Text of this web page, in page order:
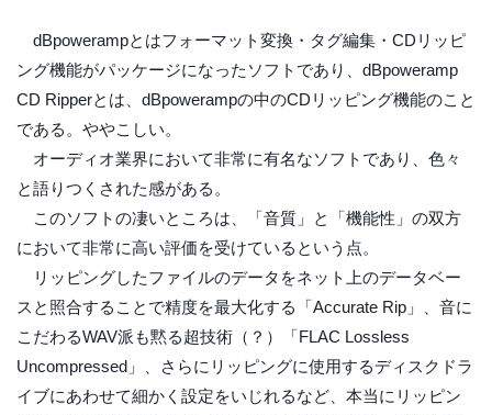
dBpowerampとはフォーマット変換・タグ編集・CDリッピ
ング機能がパッケージになったソフトであり、dBpoweramp
CD Ripperとは、dBpowerampの中のCDリッピング機能のこと
である。ややこしい。
オーディオ業界において非常に有名なソフトであり、色々
と語りつくされた感がある。
このソフトの凄いところは、「音質」と「機能性」の双方
において非常に高い評価を受けているという点。
リッピングしたファイルのデータをネット上のデータベー
スと照合することで精度を最大化する「Accurate Rip」、音に
こだわるWAV派も黙る超技術（？）「FLAC Lossless
Uncompressed」、さらにリッピングに使用するディスクドラ
イブにあわせて細かく設定をいじれるなど、本当にリッピン